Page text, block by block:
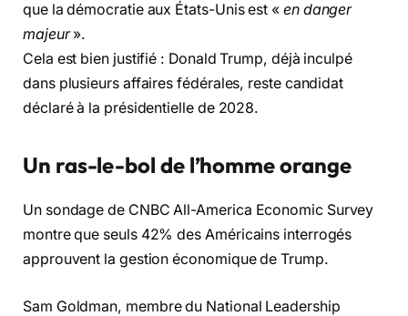
que la démocratie aux États-Unis est « en danger
majeur».
Cela est bien justifié : Donald Trump, déjà inculpé
dans plusieurs affaires fédérales, reste candidat
déclaré à la présidentielle de 2028.
Un ras-le-bol de l’homme orange
Un sondage de CNBC All-America Economic Survey
montre que seuls 42% des Américains interrogés
approuvent la gestion économique de Trump.
Sam Goldman, membre du National Leadership